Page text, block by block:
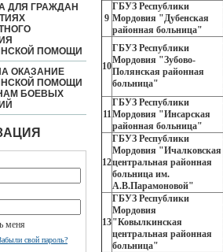
ДЛЯ ГРАЖДАН
ПОМОЩИ
ОКАЗАНИЕ
ПОМОЩИ
БОЕВЫХ
меня
свой пароль?
9
ГБУЗ Республики
Мордовия "Дубенская
районная больница"
10
ГБУЗ Республики
Мордовия "Зубово-
Полянская районная
больница"
11
ГБУЗ Республики
Мордовия "Инсарская
районная больница"
12
ГБУЗ Республики
Мордовия "Ичалковская
центральная районная
больница им.
А.В.Парамоновой"
13
ГБУЗ Республики
Мордовия
"Ковылкинская
центральная районная
больница"